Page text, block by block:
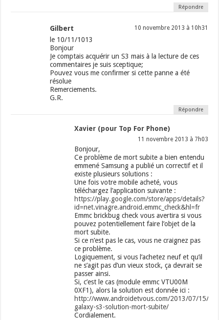
Répondre
Gilbert 10 novembre 2013 à 10h31
le 10/11/1013
Bonjour
Je comptais acquérir un S3 mais à la lecture de ces
commentaires je suis sceptique;
Pouvez vous me confirmer si cette panne a été
résolue
Remerciements.
G.R.
Répondre
Xavier (pour Top For Phone)
11 novembre 2013 à 7h03
Bonjour,
Ce problème de mort subite a bien entendu
emmené Samsung a publié un correctif et il
existe plusieurs solutions :
Une fois votre mobile acheté, vous
téléchargez l’application suivante :
https://play.google.com/store/apps/details?
id=net.vinagre.android.emmc_check&hl=fr
Emmc brickbug check vous avertira si vous
pouvez potentiellement faire l’objet de la
mort subite.
Si ce n’est pas le cas, vous ne craignez pas
ce problème.
Logiquement, si vous l’achetez neuf et qu’il
ne s’agit pas d’un vieux stock, ça devrait se
passer ainsi.
Si, c’est le cas (module emmc VTU00M
0XF1), alors la solution est donnée ici :
http://www.androidetvous.com/2013/07/15/
galaxy-s3-solution-mort-subite/
Cordialement.